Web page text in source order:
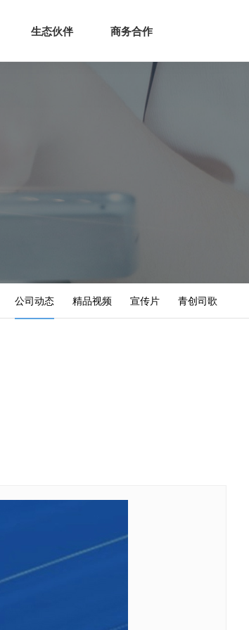
新闻资讯 生态伙伴
生态伙伴 商务合作
公司动态 精品视频 宣传片 青创司歌